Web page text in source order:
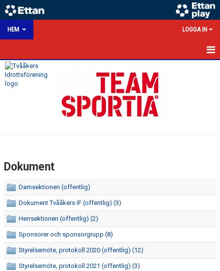
HEM LOGGA IN
HEM
DOKUMENT
BILDGALLERI
Dokument
Damsektionen (offentlig)
Dokument Tvååkers IF (offentlig) (3)
Herrsektionen (offentlig) (2)
Sponsorer och sponsorgrupp (8)
Styrelsemöte, protokoll 2020 (offentlig) (12)
Styrelsemöte, protokoll 2021 (offentlig) (3)